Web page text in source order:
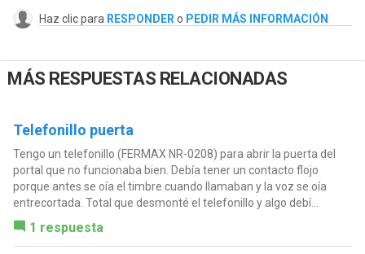
Haz clic para RESPONDER o PEDIR MÁS INFORMACIÓN
MÁS RESPUESTAS RELACIONADAS
Telefonillo puerta
Tengo un telefonillo (FERMAX NR-0208) para abrir la puerta del
portal que no funcionaba bien. Debía tener un contacto flojo
porque antes se oía el timbre cuando llamaban y la voz se oía
entrecortada. Total que desmonté el telefonillo y algo debí...
1 respuesta